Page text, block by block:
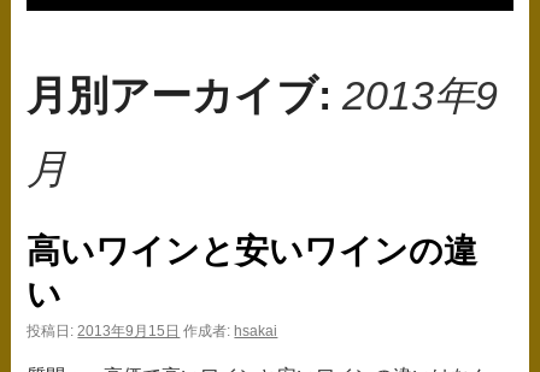
テ
ツ
ス
キ
月別アーカイブ:2013年9
月
高いワインと安いワインの違
い
投稿日: 2013年9月15日 作成者: hsakai